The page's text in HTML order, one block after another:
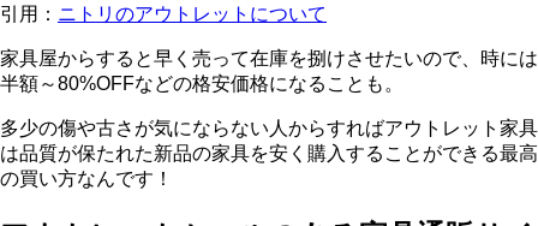
引用： ニトリのアウトレットについて
家具屋からすると早く売って在庫を捌けさせたいので、時には
半額～80%OFFなどの格安価格になることも。
多少の傷や古さが気にならない人からすればアウトレット家具
は品質が保たれた新品の家具を安く購入することができる最高
の買い方なんです！